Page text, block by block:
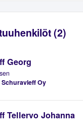
(2)
Georg
Oy
Tellervo Johanna